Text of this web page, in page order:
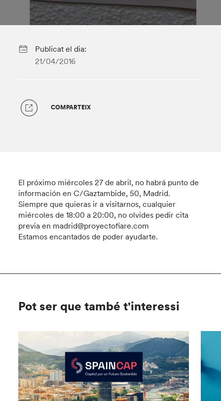
Publicat el dia:
21/04/2016
COMPARTEIX
El próximo miércoles 27 de abril, no habrá punto de
información en C/Gaztambide, 50, Madrid.
Siempre que quieras ir a visitarnos, cualquier
miércoles de 18:00 a 20:00, no olvides pedir cita
previa en madrid@proyectofiare.com
Estamos encantados de poder ayudarte.
Pot ser que també t'interessi